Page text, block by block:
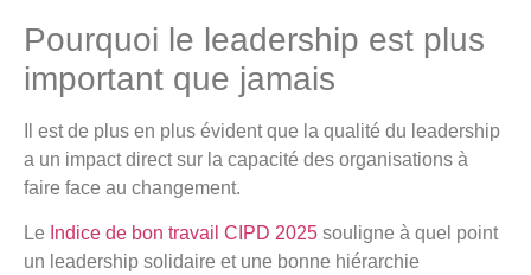
Pourquoi le leadership est plus
important que jamais
Il est de plus en plus évident que la qualité du leadership
a un impact direct sur la capacité des organisations à
faire face au changement.
Le Indice de bon travail CIPD 2025 souligne à quel point
un leadership solidaire et une bonne hiérarchie